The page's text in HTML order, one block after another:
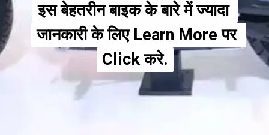
इस बेहतरीन बाइक के बारे में ज्यादा
जानकारी के लिए Learn More पर
Click करे.
इस बेहतरीन बाइक के बारे में ज्यादा
जानकारी के लिए Learn More पर
Click करे.